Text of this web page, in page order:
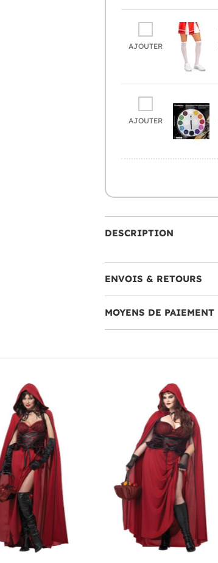
AJOUTER
AJOUTER
DESCRIPTION
ENVOIS & RETOURS
MOYENS DE PAIEMENT